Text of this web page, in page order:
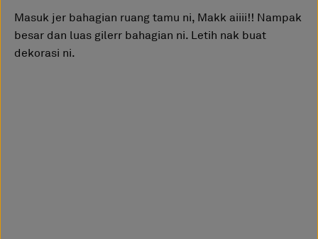
Masuk jer bahagian ruang tamu ni, Makk aiiii!! Nampak
besar dan luas gilerr bahagian ni. Letih nak buat
dekorasi ni.